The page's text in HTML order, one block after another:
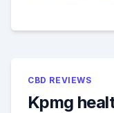
CBD REVIEWS
Kpmg